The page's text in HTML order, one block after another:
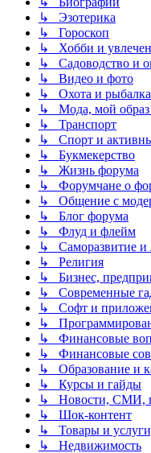
↳ Эзотерика
↳ Гороскоп
↳ Хобби и
↳ Садоводство и
↳ Видео и фото
↳ Охота и рыбалка
↳ Мода, мой образ
↳ Транспорт
↳ Спорт и
↳ Букмекерство
↳ Жизнь форума
↳ Форумчане о
↳ Общение с
↳ Блог форума
↳ Флуд и флейм
↳ Саморазвитие и
↳ Религия
↳ Бизнес,
↳ Современные
↳ Софт и
↳
↳ Финансовые
↳ Финансовые
↳ Образование и
↳ Курсы и гайды
↳ Новости, СМИ,
↳ Шок-контент
↳ Товары и
↳ Недвижимость